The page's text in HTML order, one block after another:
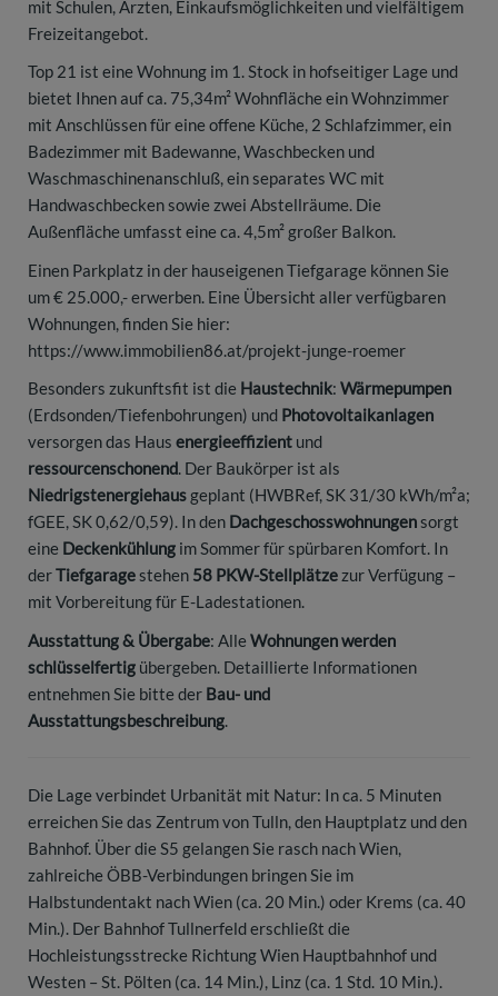
mit Schulen, Ärzten, Einkaufsmöglichkeiten und vielfältigem
Freizeitangebot.
Top 21 ist eine Wohnung im 1. Stock in hofseitiger Lage und
bietet Ihnen auf ca. 75,34m² Wohnfläche ein Wohnzimmer
mit Anschlüssen für eine offene Küche, 2 Schlafzimmer, ein
Badezimmer mit Badewanne, Waschbecken und
Waschmaschinenanschluß, ein separates WC mit
Handwaschbecken sowie zwei Abstellräume. Die
Außenfläche umfasst eine ca. 4,5m² großer Balkon.
Einen Parkplatz in der hauseigenen Tiefgarage können Sie
um € 25.000,- erwerben. Eine Übersicht aller verfügbaren
Wohnungen, finden Sie hier:
https://www.immobilien86.at/projekt-junge-roemer
Besonders zukunftsfit ist die Haustechnik: Wärmepumpen
(Erdsonden/Tiefenbohrungen) und Photovoltaikanlagen
versorgen das Haus energieeffizient und
ressourcenschonend. Der Baukörper ist als
Niedrigstenergiehaus geplant (HWBRef, SK 31/30 kWh/m²a;
fGEE, SK 0,62/0,59). In den Dachgeschosswohnungensorgt
eine Deckenkühlung im Sommer für spürbaren Komfort. In
derTiefgaragestehen 58 PKW-Stellplätzezur Verfügung –
mit Vorbereitung für E-Ladestationen.
Ausstattung & Übergabe: Alle Wohnungen werden
schlüsselfertig übergeben. Detaillierte Informationen
entnehmen Sie bitte der Bau- und
Ausstattungsbeschreibung.
Die Lage verbindet Urbanität mit Natur: In ca. 5 Minuten
erreichen Sie das Zentrum von Tulln, den Hauptplatz und den
Bahnhof. Über die S5 gelangen Sie rasch nach Wien,
zahlreiche ÖBB-Verbindungen bringen Sie im
Halbstundentakt nach Wien (ca. 20 Min.) oder Krems (ca. 40
Min.). Der Bahnhof Tullnerfeld erschließt die
Hochleistungsstrecke Richtung Wien Hauptbahnhof und
Westen – St. Pölten (ca. 14 Min.), Linz (ca. 1 Std. 10 Min.).